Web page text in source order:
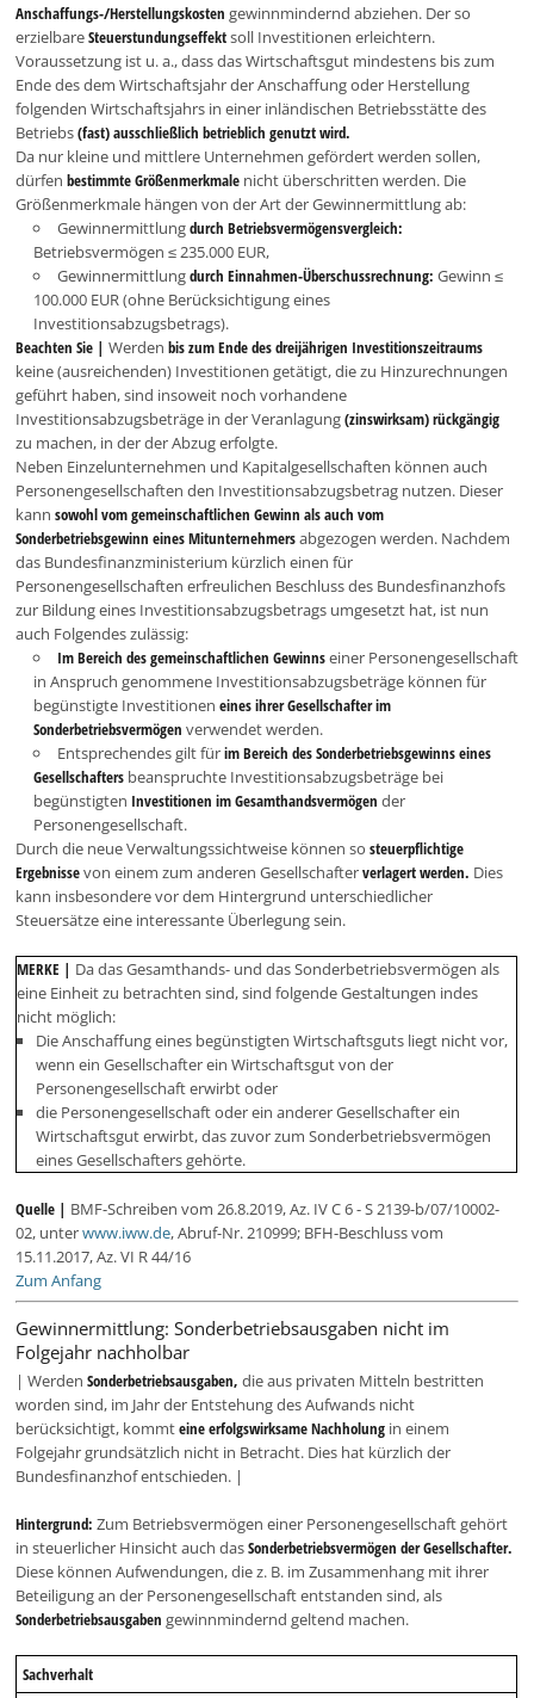
Anschaffungs-/Herstellungskosten gewinnmindernd abziehen. Der so
erzielbareSteuerstundungseffektsoll Investitionen erleichtern.
Voraussetzung ist u. a., dass das Wirtschaftsgut mindestens bis zum
Ende des dem Wirtschaftsjahr der Anschaffung oder Herstellung
folgenden Wirtschaftsjahrs in einer inländischen Betriebsstätte des
Betriebs(fast) ausschließlich betrieblich genutzt wird.
Da nur kleine und mittlere Unternehmen gefördert werden sollen,
dürfenbestimmte Größenmerkmale nicht überschritten werden. Die
Größenmerkmale hängen von der Art der Gewinnermittlung ab:
Gewinnermittlungdurch Betriebsvermögensvergleich:
Betriebsvermögen ≤ 235.000 EUR,
Gewinnermittlungdurch Einnahmen-Überschussrechnung: Gewinn ≤
100.000 EUR (ohne Berücksichtigung eines
Investitionsabzugsbetrags).
Beachten Sie |Werdenbis zum Ende des dreijährigen Investitionszeitraums
keine (ausreichenden) Investitionen getätigt, die zu Hinzurechnungen
geführt haben, sind insoweit noch vorhandene
Investitionsabzugsbeträge in der Veranlagung(zinswirksam) rückgängig
zu machen, in der der Abzug erfolgte.
Neben Einzelunternehmen und Kapitalgesellschaften können auch
Personengesellschaften den Investitionsabzugsbetrag nutzen. Dieser
kannsowohl vom gemeinschaftlichen Gewinn als auch vom
Sonderbetriebsgewinn eines Mitunternehmersabgezogen werden. Nachdem
das Bundesfinanzministerium kürzlich einen für
Personengesellschaften erfreulichen Beschluss des Bundesfinanzhofs
zur Bildung eines Investitionsabzugsbetrags umgesetzt hat, ist nun
auch Folgendes zulässig:
Im Bereich des gemeinschaftlichen Gewinnseiner Personengesellschaft
in Anspruch genommene Investitionsabzugsbeträge können für
begünstigte Investitioneneines ihrer Gesellschafter im
Sonderbetriebsvermögenverwendet werden.
Entsprechendes gilt fürim Bereich des Sonderbetriebsgewinns eines
Gesellschafters beanspruchte Investitionsabzugsbeträge bei
begünstigten Investitionen im Gesamthandsvermögen der
Personengesellschaft.
Durch die neue Verwaltungssichtweise können sosteuerpflichtige
Ergebnissevon einem zum anderen Gesellschafterverlagert werden. Dies
kann insbesondere vor dem Hintergrund unterschiedlicher
Steuersätze eine interessante Überlegung sein.
MERKE | Da das Gesamthands- und das Sonderbetriebsvermögen als
eine Einheit zu betrachten sind, sind folgende Gestaltungen indes
nicht möglich:
Die Anschaffung eines begünstigten Wirtschaftsguts liegt nicht vor,
wenn ein Gesellschafter ein Wirtschaftsgut von der
Personengesellschaft erwirbt oder
die Personengesellschaft oder ein anderer Gesellschafter ein
Wirtschaftsgut erwirbt, das zuvor zum Sonderbetriebsvermögen
eines Gesellschafters gehörte.
Quelle | BMF-Schreiben vom 26.8.2019, Az. IV C 6 - S 2139-b/07/10002-
02, unterwww.iww.de, Abruf-Nr. 210999; BFH-Beschluss vom
15.11.2017, Az. VI R 44/16
Zum Anfang
Gewinnermittlung: Sonderbetriebsausgaben nicht im
Folgejahr nachholbar
| WerdenSonderbetriebsausgaben, die aus privaten Mitteln bestritten
worden sind, im Jahr der Entstehung des Aufwands nicht
berücksichtigt, kommteine erfolgswirksame Nachholung in einem
Folgejahr grundsätzlich nicht in Betracht. Dies hat kürzlich der
Bundesfinanzhof entschieden. |
Hintergrund: Zum Betriebsvermögen einer Personengesellschaft gehört
in steuerlicher Hinsicht auch dasSonderbetriebsvermögen der Gesellschafter.
Diese können Aufwendungen, die z. B. im Zusammenhang mit ihrer
Beteiligung an der Personengesellschaft entstanden sind, als
Sonderbetriebsausgaben gewinnmindernd geltend machen.
Sachverhalt